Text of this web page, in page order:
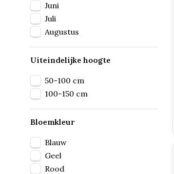
Juni
Juli
Augustus
Uiteindelijke hoogte
50-100 cm
100-150 cm
Bloemkleur
Blauw
Geel
Rood